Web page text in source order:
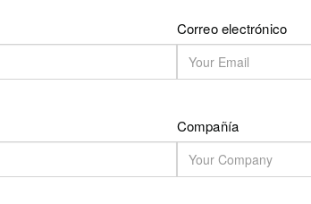
Correo electrónico
Compañía